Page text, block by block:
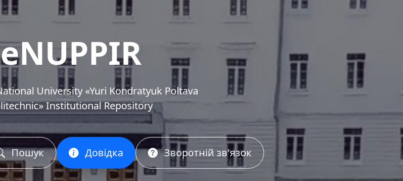
eNUPPIR
University «Yuri Kondratyuk Poltava
Institutional Repository
Пошук Довідка Зворотній зв'язок